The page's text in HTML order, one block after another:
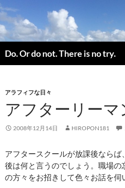
コ
ン
テ
ン
ツ
へ
Do. Or do not. There is no try.
索
アラフィフな日々
アフターリーマ
2008年12月14日 HIROPON181
アフタースクールが放課後ならば
後は何と言うのでしょう。職場
の方々をお招きして色々お話を伺